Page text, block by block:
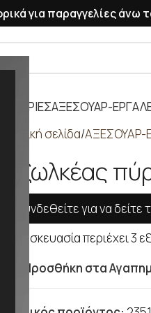
για παραγγελίες άνω
ΑΞΕΣΟΥΑΡ-
Αρχική σελίδα ΑΞΕΣΟΥΑΡ-
Εξωλκέας
Συνδεθείτε για να δείτε
Η συσκευασία περιέχει 3
Προσθήκη στα